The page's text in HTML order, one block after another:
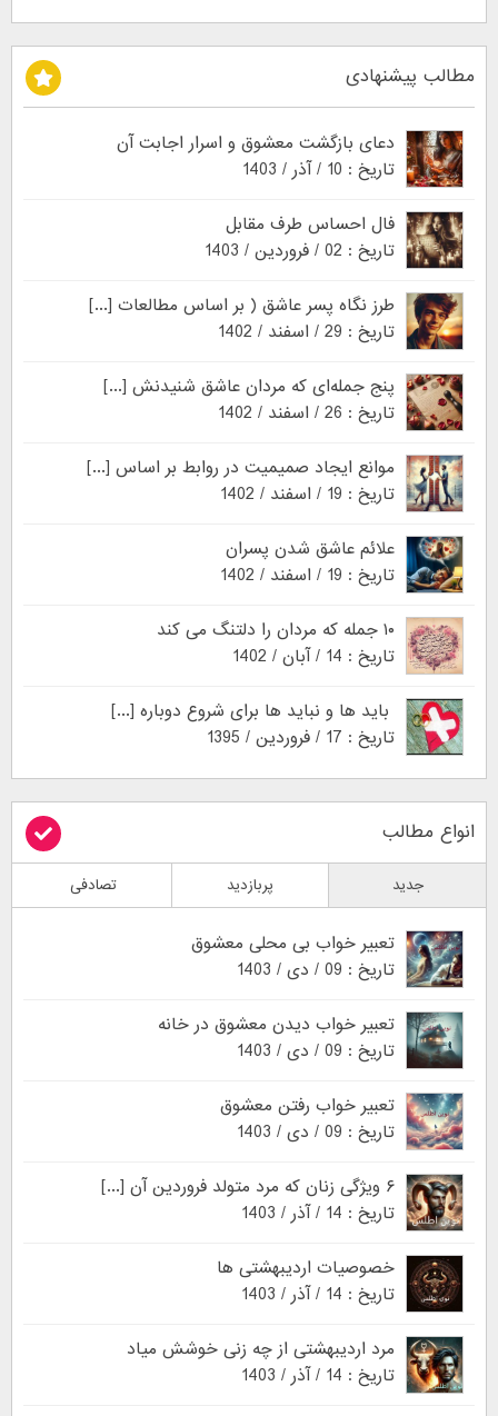
مطالب پیشنهادی
دعای بازگشت معشوق و اسرار اجابت آن
تاریخ : 10 / آذر / 1403
فال احساس طرف مقابل
تاریخ : 02 / فروردین / 1403
طرز نگاه پسر عاشق ( بر اساس مطالعات [...]
تاریخ : 29 / اسفند / 1402
پنج جمله‌ای که مردان عاشق شنیدنش [...]
تاریخ : 26 / اسفند / 1402
موانع ایجاد صمیمیت در روابط بر اساس [...]
تاریخ : 19 / اسفند / 1402
علائم عاشق شدن پسران
تاریخ : 19 / اسفند / 1402
۱۰ جمله که مردان را دلتنگ می کند
تاریخ : 14 / آبان / 1402
باید ها و نباید ها برای شروع دوباره [...]
تاریخ : 17 / فروردین / 1395
انواع مطالب
جدید پربازدید تصادفی
تعبیر خواب بی محلی معشوق
تاریخ : 09 / دی / 1403
تعبیر خواب دیدن معشوق در خانه
تاریخ : 09 / دی / 1403
تعبیر خواب رفتن معشوق
تاریخ : 09 / دی / 1403
۶ ویژگی زنان که مرد متولد فروردین آن [...]
تاریخ : 14 / آذر / 1403
خصوصیات اردیبهشتی ها
تاریخ : 14 / آذر / 1403
مرد اردیبهشتی از چه زنی خوشش میاد
تاریخ : 14 / آذر / 1403